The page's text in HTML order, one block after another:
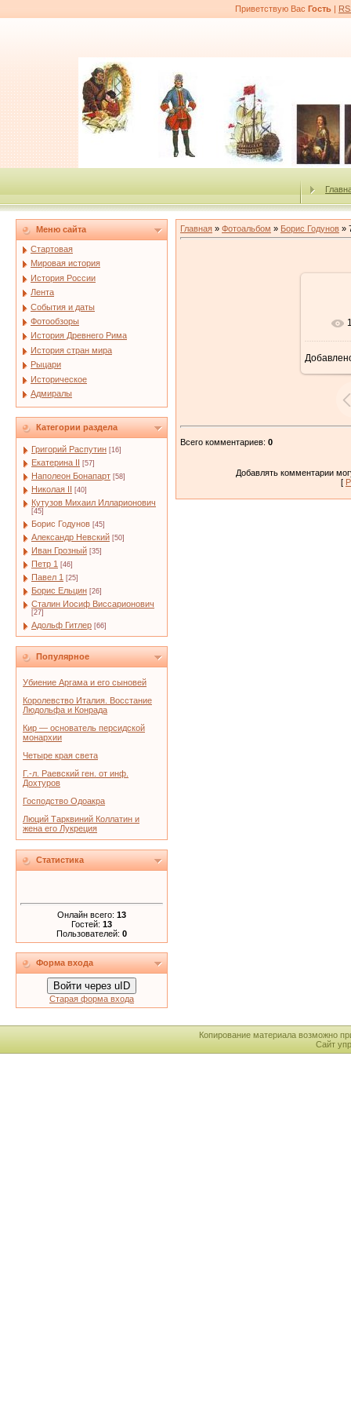
Приветствую Вас Гость |
Меню сайта
Стартовая
Мировая история
История России
Лента
События и даты
Фотообзоры
История Древнего Рима
История стран мира
Рыцари
Историческое
Адмиралы
Категории раздела
Григорий Распутин [16]
Екатерина II [57]
Наполеон Бонапарт [58]
Николая II [40]
Кутузов Михаил Илларионович
[45]
Борис Годунов [45]
Александр Невский [50]
Иван Грозный [35]
Петр 1 [46]
Павел 1 [25]
Борис Ельцин [26]
Сталин Иосиф Виссарионович
[27]
Адольф Гитлер [66]
Популярное
Убиение Аргама и его сыновей
Королевство Италия. Восстание
Людольфа и Конрада
Кир — основатель персидской
монархии
Четыре края света
Г.-л. Раевский ген. от инф.
Дохтуров
Господство Одоакра
Люций Тарквиний Коллатин и
жена его Лукреция
Статистика
Онлайн всего: 13
Гостей: 13
Пользователей: 0
Форма входа
Войти через uID
Старая форма входа
Главная » Фотоальбом » Борис Годунов »
Всего комментариев: 0
Добавлять комментарии
[
Копирование материала возможно
Сайт